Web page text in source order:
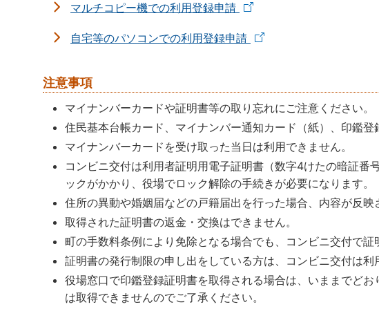
マルチコピー機での利用登録申請
自宅等のパソコンでの利用登録申請
注意事項
マイナンバーカードや証明書等の取り忘れにご注意ください。
住民基本台帳カード、マイナンバー通知カード（紙）、印鑑登
マイナンバーカードを受け取った当日は利用できません。
コンビニ交付は利用者証明用電子証明書（数字4けたの暗証番
ックがかかり、役場でロック解除の手続きが必要になります。
住所の異動や婚姻届などの戸籍届出を行った場合、内容が反映
取得された証明書の返金・交換はできません。
町の手数料条例により免除となる場合でも、コンビニ交付で証
証明書の発行制限の申し出をしている方は、コンビニ交付は利
役場窓口で印鑑登録証明書を取得される場合は、いままでど
は取得できませんのでご了承ください。